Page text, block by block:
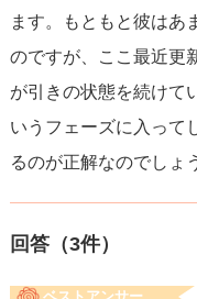
ます。もともと彼はあ
のですが、ここ最近更
が引きの状態を続けて
いうフェーズに入って
るのが正解なのでしょ
回答（3件）